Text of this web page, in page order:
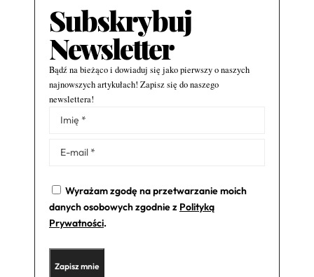
Subskrybuj
Newsletter
Bądź na bieżąco i dowiaduj się jako pierwszy o naszych
najnowszych artykułach! Zapisz się do naszego
newslettera!
Wyrażam zgodę na przetwarzanie moich
danych osobowych zgodnie z Polityką
Prywatności.
Alternative: